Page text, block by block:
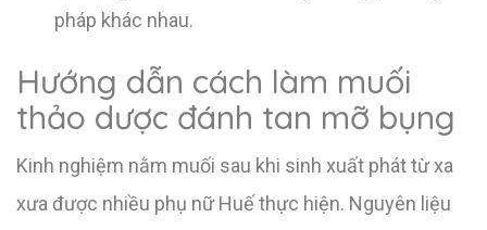
pháp khác nhau.
Hướng dẫn cách làm muối
thảo dược đánh tan mỡ bụng
Kinh nghiệm nằm muối sau khi sinh xuất phát từ xa
xưa được nhiều phụ nữ Huế thực hiện. Nguyên liệu